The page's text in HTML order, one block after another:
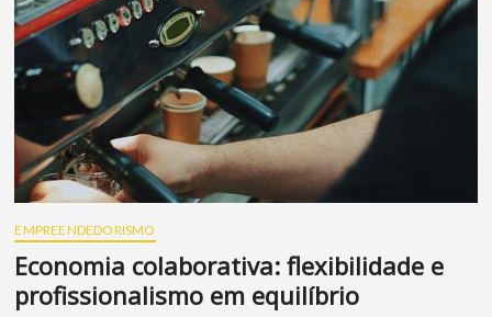
EMPREENDEDORISMO
Economia colaborativa: flexibilidade e
profissionalismo em equilíbrio